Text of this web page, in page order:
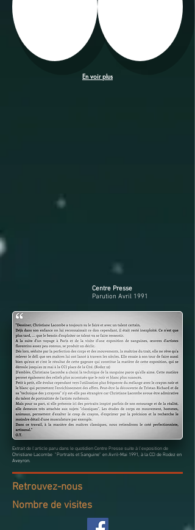
Extrait de l'article paru dans le quotidien Centre Presse suite à l'exposition de
Christiane Lacombe "Portraits et Sanguine" en Avril-Mai 1991, à la CCI de Rodez en
Aveyron.
Centre Presse
Parution Avril 1991
En voir plus
Nombre de visites
Retrouvez-nous